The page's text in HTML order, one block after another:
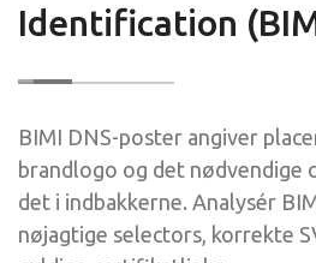
Identification
BIMI DNS-poster angiver
brandlogo og det nødvendige
det i indbakkerne. Analysér
nøjagtige selectors, korrekte